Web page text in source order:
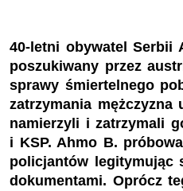
40-letni obywatel Serbii
poszukiwany przez
sprawy śmiertelnego
zatrzymania mężczyzna
namierzyli i zatrzymali
i KSP. Ahmo B.
policjantów legitymując
dokumentami. Oprócz